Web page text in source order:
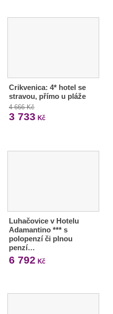
Crikvenica: 4* hotel se
stravou, přímo u pláže
4 666 Kč
3 733 Kč
Luhačovice v Hotelu
Adamantino *** s
polopenzí či plnou
penzí…
6 792 Kč